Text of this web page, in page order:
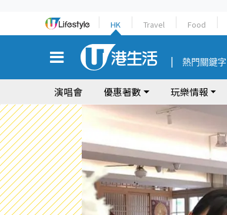
HK Travel Food
熱門關鍵字
演唱會 優惠著數 玩樂情報